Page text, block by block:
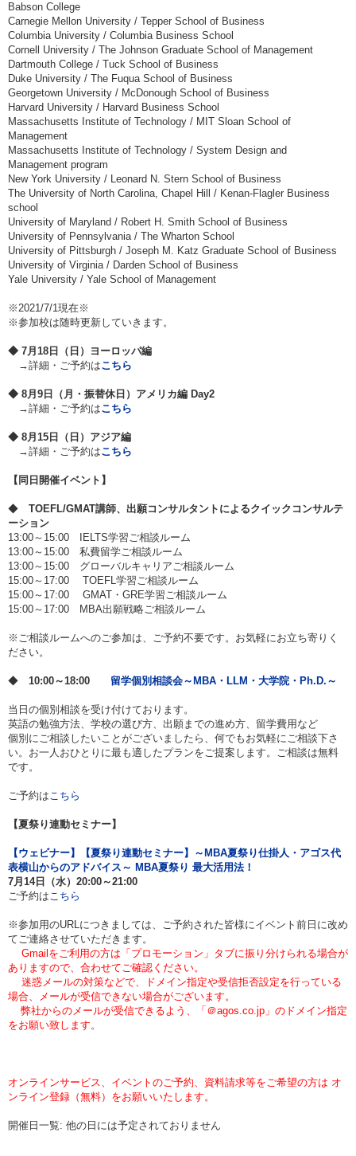
Babson College
Carnegie Mellon University / Tepper School of Business
Columbia University / Columbia Business School
Cornell University / The Johnson Graduate School of Management
Dartmouth College / Tuck School of Business
Duke University / The Fuqua School of Business
Georgetown University / McDonough School of Business
Harvard University / Harvard Business School
Massachusetts Institute of Technology / MIT Sloan School of
Management
Massachusetts Institute of Technology / System Design and
Management program
New York University / Leonard N. Stern School of Business
The University of North Carolina, Chapel Hill / Kenan-Flagler Business
school
University of Maryland / Robert H. Smith School of Business
University of Pennsylvania / The Wharton School
University of Pittsburgh / Joseph M. Katz Graduate School of Business
University of Virginia / Darden School of Business
Yale University / Yale School of Management
※2021/7/1現在※
※参加校は随時更新していきます。
◆ 7月18日（日）ヨーロッパ編
→詳細・ご予約はこちら
◆ 8月9日（月・振替休日）アメリカ編 Day2
→詳細・ご予約はこちら
◆ 8月15日（日）アジア編
→詳細・ご予約はこちら
【同日開催イベント】
◆ TOEFL/GMAT講師、出願コンサルタントによるクイックコンサルテ
ーション
13:00～15:00 IELTS学習ご相談ルーム
13:00～15:00 私費留学ご相談ルーム
13:00～15:00 グローバルキャリアご相談ルーム
15:00～17:00 TOEFL学習ご相談ルーム
15:00～17:00 GMAT・GRE学習ご相談ルーム
15:00～17:00 MBA出願戦略ご相談ルーム
※ご相談ルームへのご参加は、ご予約不要です。お気軽にお立ち寄りく
ださい。
◆ 10:00～18:00 留学個別相談会～MBA・LLM・大学院・Ph.D.～
当日の個別相談を受け付けております。
英語の勉強方法、学校の選び方、出願までの進め方、留学費用など
個別にご相談したいことがございましたら、何でもお気軽にご相談下さ
い。お一人おひとりに最も適したプランをご提案します。ご相談は無料
です。
ご予約はこちら
【夏祭り連動セミナー】
【ウェビナー】【夏祭り連動セミナー】～MBA夏祭り仕掛人・アゴス代
表横山からのアドバイス～ MBA夏祭り 最大活用法！
7月14日（水）20:00～21:00
ご予約はこちら
※参加用のURLにつきましては、ご予約された皆様にイベント前日に改め
てご連絡させていただきます。
Gmailをご利用の方は「プロモーション」タブに振り分けられる場合が
ありますので、合わせてご確認ください。
迷惑メールの対策などで、ドメイン指定や受信拒否設定を行っている
場合、メールが受信できない場合がございます。
弊社からのメールが受信できるよう、「＠agos.co.jp」のドメイン指定
をお願い致します。
オンラインサービス、イベントのご予約、資料請求等をご希望の方は オ
ンライン登録（無料）をお願いいたします。
開催日一覧: 他の日には予定されておりません